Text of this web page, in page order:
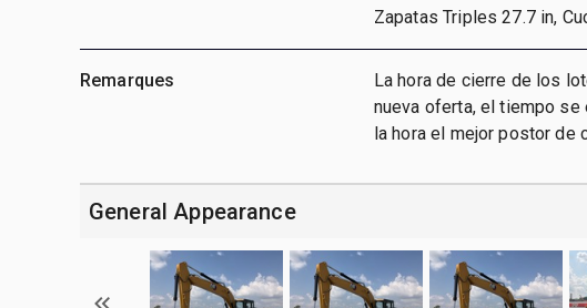
Zapatas Triples 27.7 in,
Remarques
La hora de cierre de los
nueva oferta, el tiempo
la hora el mejor postor de
General Appearance